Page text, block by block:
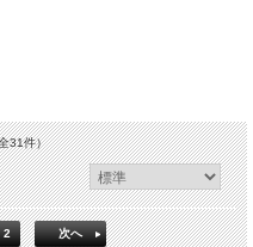
31件）
2 次へ